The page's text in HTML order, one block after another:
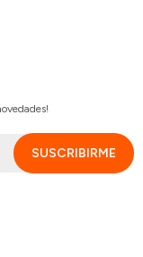
SUSCRIBIRME